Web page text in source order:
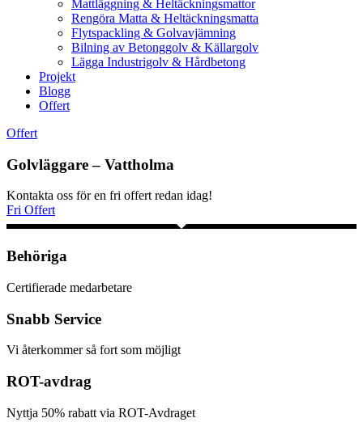
Mattläggning & Heltäckningsmattor
Rengöra Matta & Heltäckningsmatta
Flytspackling & Golvavjämning
Bilning av Betonggolv & Källargolv
Lägga Industrigolv & Hårdbetong
Projekt
Blogg
Offert
Offert
Golvläggare – Vattholma
Kontakta oss för en fri offert redan idag!
Fri Offert
Behöriga
Certifierade medarbetare
Snabb Service
Vi återkommer så fort som möjligt
ROT-avdrag
Nyttja 50% rabatt via ROT-Avdraget